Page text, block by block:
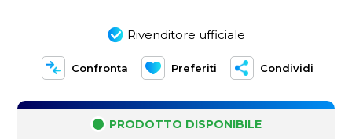
Rivenditore ufficiale
Confronta Preferiti Condividi
PRODOTTO DISPONIBILE